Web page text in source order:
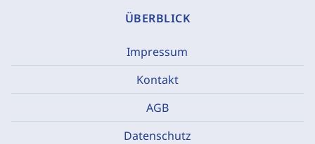
ÜBERBLICK
Impressum
Kontakt
AGB
Datenschutz